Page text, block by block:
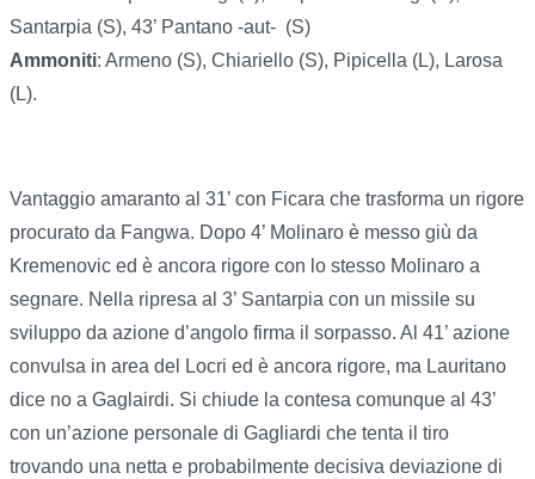
Santarpia (S), 43’ Pantano -aut- (S)
Ammoniti: Armeno (S), Chiariello (S), Pipicella (L), Larosa
(L).
Vantaggio amaranto al 31’ con Ficara che trasforma un rigore
procurato da Fangwa. Dopo 4’ Molinaro è messo giù da
Kremenovic ed è ancora rigore con lo stesso Molinaro a
segnare. Nella ripresa al 3’ Santarpia con un missile su
sviluppo da azione d’angolo firma il sorpasso. Al 41’ azione
convulsa in area del Locri ed è ancora rigore, ma Lauritano
dice no a Gaglairdi. Si chiude la contesa comunque al 43’
con un’azione personale di Gagliardi che tenta il tiro
trovando una netta e probabilmente decisiva deviazione di